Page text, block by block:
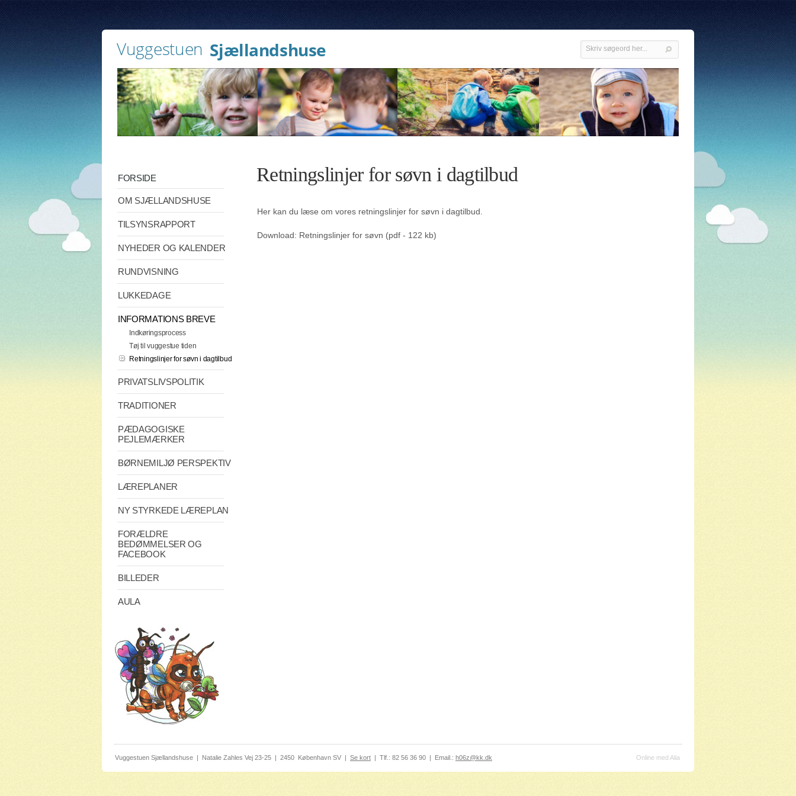
Vuggestuen Sjællandshuse
FORSIDE
OM SJÆLLANDSHUSE
TILSYNSRAPPORT
NYHEDER OG KALENDER
RUNDVISNING
LUKKEDAGE
INFORMATIONS BREVE
Indkøringsprocess
Tøj til vuggestue tiden
Retningslinjer for søvn i dagtilbud
PRIVATSLIVSPOLITIK
TRADITIONER
PÆDAGOGISKE
PEJLEMÆRKER
BØRNEMILJØ PERSPEKTIV
LÆREPLANER
NY STYRKEDE LÆREPLAN
FORÆLDRE
BEDØMMELSER OG
FACEBOOK
BILLEDER
AULA
Retningslinjer for søvn i dagtilbud
Her kan du læse om vores retningslinjer for søvn i dagtilbud.
Download: Retningslinjer for søvn (pdf - 122 kb)
Vuggestuen Sjællandshuse | Natalie Zahles Vej 23-25 | 2450 København SV | Se kort | Tlf.: 82 56 36 90 | Email.: h06z@kk.dk Online med Alia